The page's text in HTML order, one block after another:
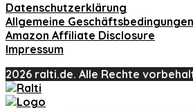
Datenschutzerklärung
Allgemeine Geschäftsbedingungen
Amazon Affiliate Disclosure
Impressum
2026 ralti.de. Alle Rechte